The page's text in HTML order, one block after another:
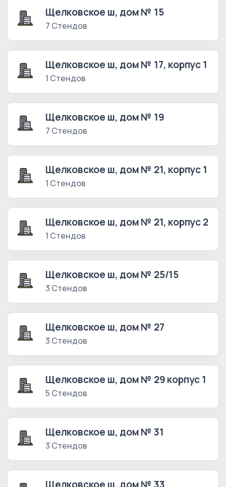
Щелковское ш, дом № 15
7 Стендов
Щелковское ш, дом № 17, корпус 1
1 Стендов
Щелковское ш, дом № 19
7 Стендов
Щелковское ш, дом № 21, корпус 1
1 Стендов
Щелковское ш, дом № 21, корпус 2
1 Стендов
Щелковское ш, дом № 25/15
3 Стендов
Щелковское ш, дом № 27
3 Стендов
Щелковское ш, дом № 29 корпус 1
5 Стендов
Щелковское ш, дом № 31
3 Стендов